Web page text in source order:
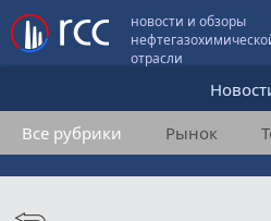
новости и обзоры
отрасли
Аналитика
Все рубрики Рынок